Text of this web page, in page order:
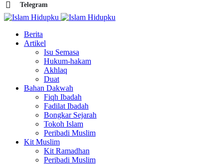
Telegram
Berita
Artikel
Isu Semasa
Hukum-hakam
Akhlaq
Duat
Bahan Dakwah
Fiqh Ibadah
Fadilat Ibadah
Bongkar Sejarah
Tokoh Islam
Peribadi Muslim
Kit Muslim
Kit Ramadhan
Peribadi Muslim